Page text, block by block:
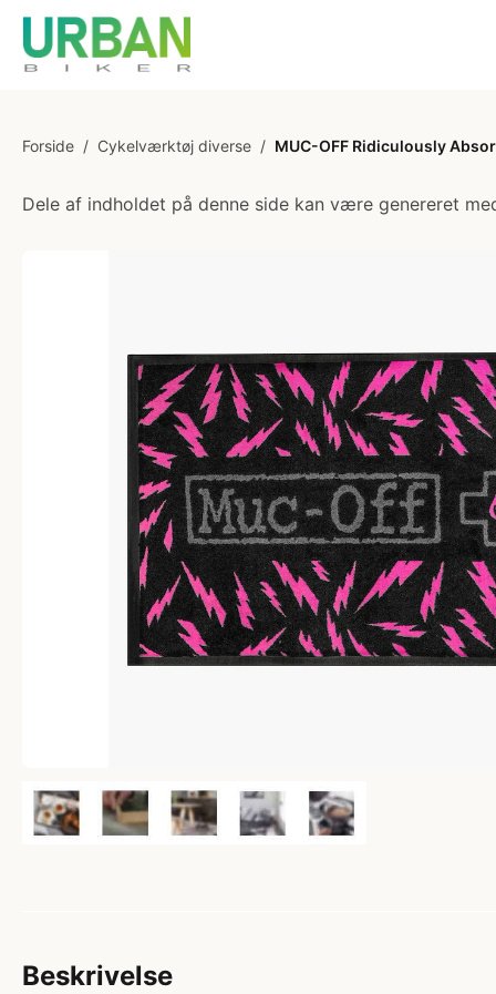
Forside / Cykelværktøj diverse / MUC-OFF Ridiculously
Dele af indholdet på denne side kan være genereret
Beskrivelse